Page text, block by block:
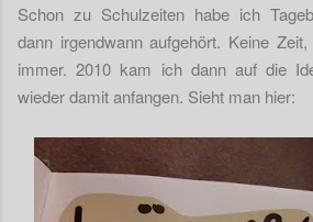
Schon zu Schulzeiten habe ich
dann irgendwann aufgehört. Keine
immer. 2010 kam ich dann auf die
wieder damit anfangen. Sieht man hier: